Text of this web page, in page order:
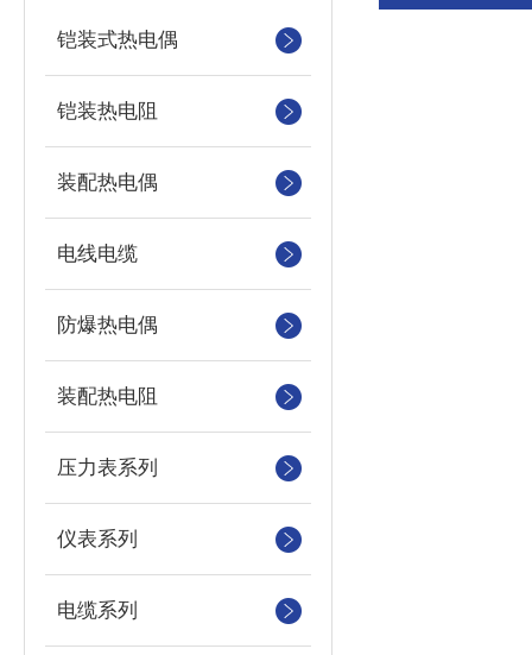
铠装式热电偶
铠装热电阻
装配热电偶
电线电缆
防爆热电偶
装配热电阻
压力表系列
仪表系列
电缆系列